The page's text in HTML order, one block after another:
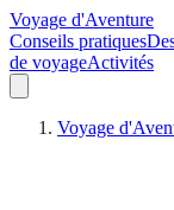
Voyage d'Aventure
Conseils pratiques
de voyageActivités
Voyage